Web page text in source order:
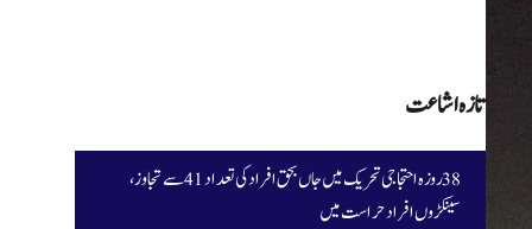
تازہ اشاعت
38 روزہ احتجاجی تحریک میں جاں بحق افراد کی تعداد 41 سے تجاوز،
سینکڑوں افراد حراست میں